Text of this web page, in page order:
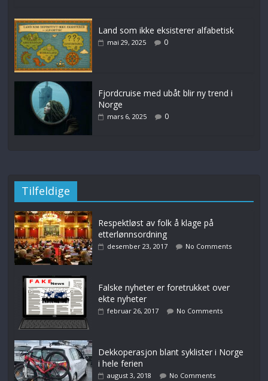
Land som ikke eksisterer alfabetisk
mai 29, 2025 0
Fjordcruise med ubåt blir ny trend i
Norge
mars 6, 2025 0
Tilfeldige
Respektløst av folk å klage på
etterlønnsordning
desember 23, 2017 No Comments
Falske nyheter er foretrukket over
ekte nyheter
februar 26, 2017 No Comments
Dekkoperasjon blant syklister i Norge
i hele ferien
august 3, 2018 No Comments